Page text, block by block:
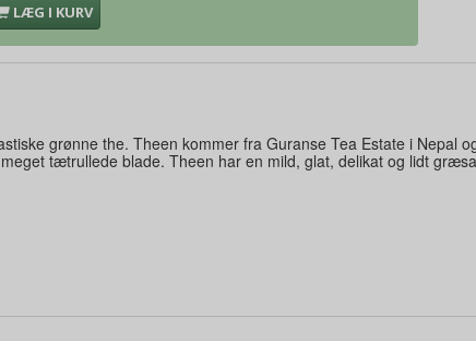
LÆG I KURV
grønne the. Theen kommer fra Guranse Tea Estate i Nepal
tætrullede blade. Theen har en mild, glat, delikat og lidt